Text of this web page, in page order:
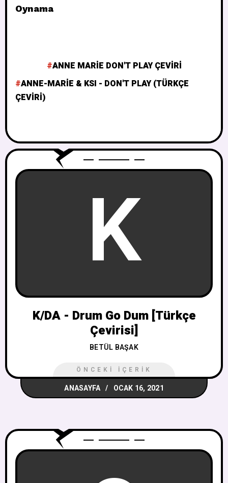
Oynama
ANNE MARIE DON'T PLAY ÇEVIRI
ANNE-MARIE & KSI - DON'T PLAY (TÜRKÇE
ÇEVIRI)
K
K/DA - Drum Go Dum [Türkçe
Çevirisi]
BETÜL BAŞAK
ÖNCEKI İÇERIK
ANASAYFA OCAK 16, 2021